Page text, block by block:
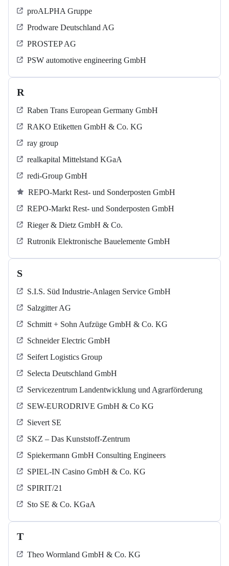
proALPHA Gruppe
Prodware Deutschland AG
PROSTEP AG
PSW automotive engineering GmbH
R
Raben Trans European Germany GmbH
RAKO Etiketten GmbH & Co. KG
ray group
realkapital Mittelstand KGaA
redi-Group GmbH
REPO-Markt Rest- und Sonderposten GmbH
REPO-Markt Rest- und Sonderposten GmbH
Rieger & Dietz GmbH & Co.
Rutronik Elektronische Bauelemente GmbH
S
S.I.S. Süd Industrie-Anlagen Service GmbH
Salzgitter AG
Schmitt + Sohn Aufzüge GmbH & Co. KG
Schneider Electric GmbH
Seifert Logistics Group
Selecta Deutschland GmbH
Servicezentrum Landentwicklung und Agrarförderung
SEW-EURODRIVE GmbH & Co KG
Sievert SE
SKZ – Das Kunststoff-Zentrum
Spiekermann GmbH Consulting Engineers
SPIEL-IN Casino GmbH & Co. KG
SPIRIT/21
Sto SE & Co. KGaA
T
Theo Wormland GmbH & Co. KG